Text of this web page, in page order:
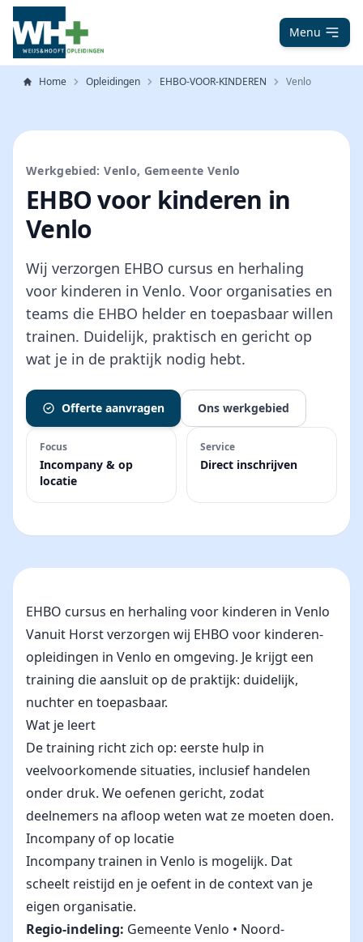
Menu
Home Opleidingen EHBO-VOOR-KINDEREN Venlo
Werkgebied: Venlo, Gemeente Venlo
EHBO voor kinderen in
Venlo
Wij verzorgen EHBO cursus en herhaling
voor kinderen in Venlo. Voor organisaties en
teams die EHBO helder en toepasbaar willen
trainen. Duidelijk, praktisch en gericht op
wat je in de praktijk nodig hebt.
Offerte aanvragen Ons werkgebied
Focus
Incompany & op
locatie
Service
Direct inschrijven
EHBO cursus en herhaling voor kinderen in Venlo
Vanuit Horst verzorgen wij EHBO voor kinderen-
opleidingen in Venlo en omgeving. Je krijgt een
training die aansluit op de praktijk: duidelijk,
nuchter en toepasbaar.
Wat je leert
De training richt zich op: eerste hulp in
veelvoorkomende situaties, inclusief handelen
onder druk. We oefenen gericht, zodat
deelnemers na afloop weten wat ze moeten doen.
Incompany of op locatie
Incompany trainen in Venlo is mogelijk. Dat
scheelt reistijd en je oefent in de context van je
eigen organisatie.
Regio-indeling: Gemeente Venlo • Noord-